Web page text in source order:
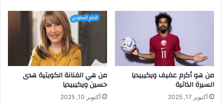
من هو أكرم عفيف ويكيبيديا
السيرة الذاتية
أكتوبر 17, 2025
من هي الفنانة الكويتية هدى
حسين ويكيبيديا
أكتوبر 10, 2025